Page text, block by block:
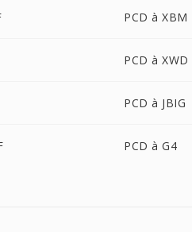
PCD à XBM
PCD à XWD
PCD à JBIG
PCD à G4